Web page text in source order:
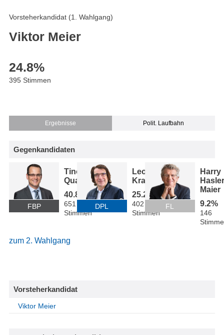
Vorsteherkandidat (1. Wahlgang)
Viktor Meier
24.8%
395 Stimmen
Ergebnisse Polit. Laufbahn
Gegenkandidaten
FBP
Tino
Quaderer
40.8%
651
Stimmen
DPL
Leo
Kranz
25.2%
402
Stimmen
FL
Harry
Maier
9.2%
146
zum 2. Wahlgang
Vorsteherkandidat
Viktor Meier